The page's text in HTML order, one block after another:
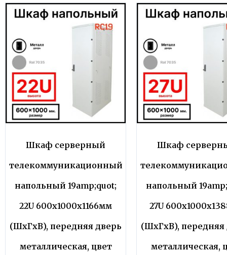
Шкаф серверный
телекоммуникационный
напольный 19amp;quot;
22U 600x1000x1166мм
(ШхГхВ), передняя дверь
металлическая, цвет
Шкаф
напольный
27U
(ШхГхВ), передняя
металлическая,